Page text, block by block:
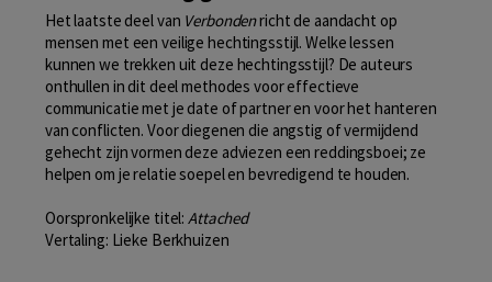
Het laatste deel van Verbondenricht de aandacht op
mensen met een veilige hechtingsstijl. Welke lessen
kunnen we trekken uit deze hechtingsstijl? De auteurs
onthullen in dit deel methodes voor effectieve
communicatie met je date of partner en voor het hanteren
van conflicten. Voor diegenen die angstig of vermijdend
gehecht zijn vormen deze adviezen een reddingsboei; ze
helpen om je relatie soepel en bevredigend te houden.
Oorspronkelijke titel:Attached
Vertaling: Lieke Berkhuizen